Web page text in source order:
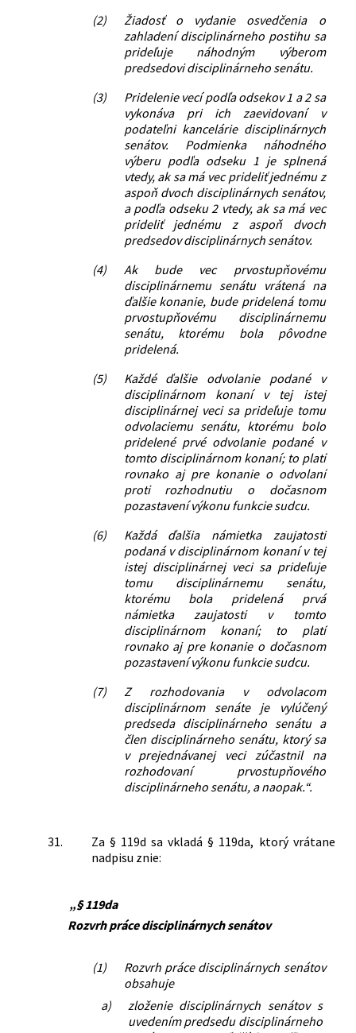
(2)
Žiadosť o vydanie osvedčenia o
zahladení disciplinárneho postihu sa
prideľuje náhodným výberom
predsedovi disciplinárneho senátu.
(3)
Pridelenie vecí podľa odsekov 1 a 2 sa
vykonáva pri ich zaevidovaní v
podateľni kancelárie disciplinárnych
senátov. Podmienka náhodného
výberu podľa odseku 1 je splnená
vtedy, ak sa má vec prideliť jednému z
aspoň dvoch disciplinárnych senátov,
a podľa odseku 2 vtedy, ak sa má vec
prideliť jednému z aspoň dvoch
predsedov disciplinárnych senátov.
(4)
Ak bude vec prvostupňovému
disciplinárnemu senátu vrátená na
ďalšie konanie, bude pridelená tomu
prvostupňovému disciplinárnemu
senátu, ktorému bola pôvodne
pridelená.
(5)
Každé ďalšie odvolanie podané v
disciplinárnom konaní v tej istej
disciplinárnej veci sa prideľuje tomu
odvolaciemu senátu, ktorému bolo
pridelené prvé odvolanie podané v
tomto disciplinárnom konaní; to platí
rovnako aj pre konanie o odvolaní
proti rozhodnutiu o dočasnom
pozastavení výkonu funkcie sudcu.
(6)
Každá ďalšia námietka zaujatosti
podaná v disciplinárnom konaní v tej
istej disciplinárnej veci sa prideľuje
tomu disciplinárnemu senátu,
ktorému bola pridelená prvá
námietka zaujatosti v tomto
disciplinárnom konaní; to platí
rovnako aj pre konanie o dočasnom
pozastavení výkonu funkcie sudcu.
(7)
Z rozhodovania v odvolacom
disciplinárnom senáte je vylúčený
predseda disciplinárneho senátu a
člen disciplinárneho senátu, ktorý sa
v prejednávanej veci zúčastnil na
rozhodovaní prvostupňového
disciplinárneho senátu, a naopak.“.
31.
Za § 119d sa vkladá § 119da, ktorý vrátane
nadpisu znie:
„§ 119da
Rozvrh práce disciplinárnych senátov
(1)
Rozvrh práce disciplinárnych senátov
obsahuje
a)
zloženie disciplinárnych senátov s
uvedením predsedu disciplinárneho